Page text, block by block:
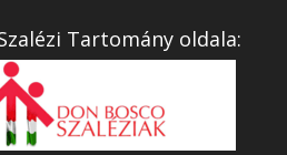
Tartomány oldala: